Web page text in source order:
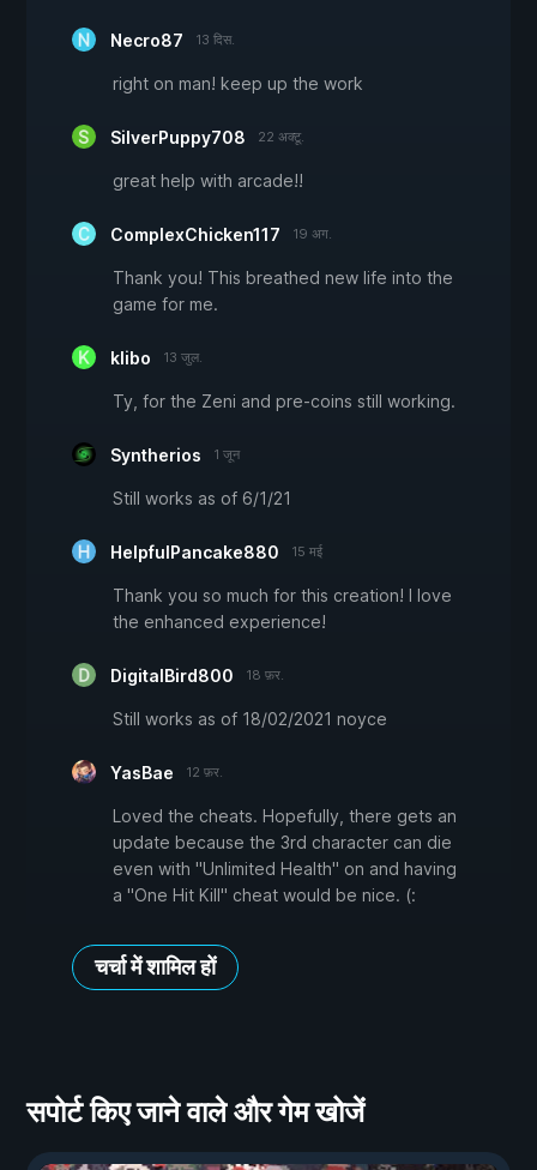
Necro87 13 दिस.
right on man! keep up the work
SilverPuppy708 22 अक्टू.
great help with arcade!!
ComplexChicken117 19 अग.
Thank you! This breathed new life into the
game for me.
klibo 13 जुल.
Ty, for the Zeni and pre-coins still working.
Syntherios 1 जून
Still works as of 6/1/21
HelpfulPancake880 15 मई
Thank you so much for this creation! I love
the enhanced experience!
DigitalBird800 18 फ़र.
Still works as of 18/02/2021 noyce
YasBae 12 फ़र.
Loved the cheats. Hopefully, there gets an
update because the 3rd character can die
even with "Unlimited Health" on and having
a "One Hit Kill" cheat would be nice. (:
चर्चा में शामिल हों
सपोर्ट किए जाने वाले और गेम खोजें